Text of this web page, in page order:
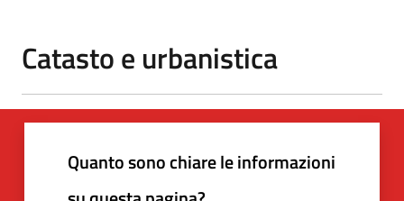
Catasto e urbanistica
Quanto sono chiare le informazioni